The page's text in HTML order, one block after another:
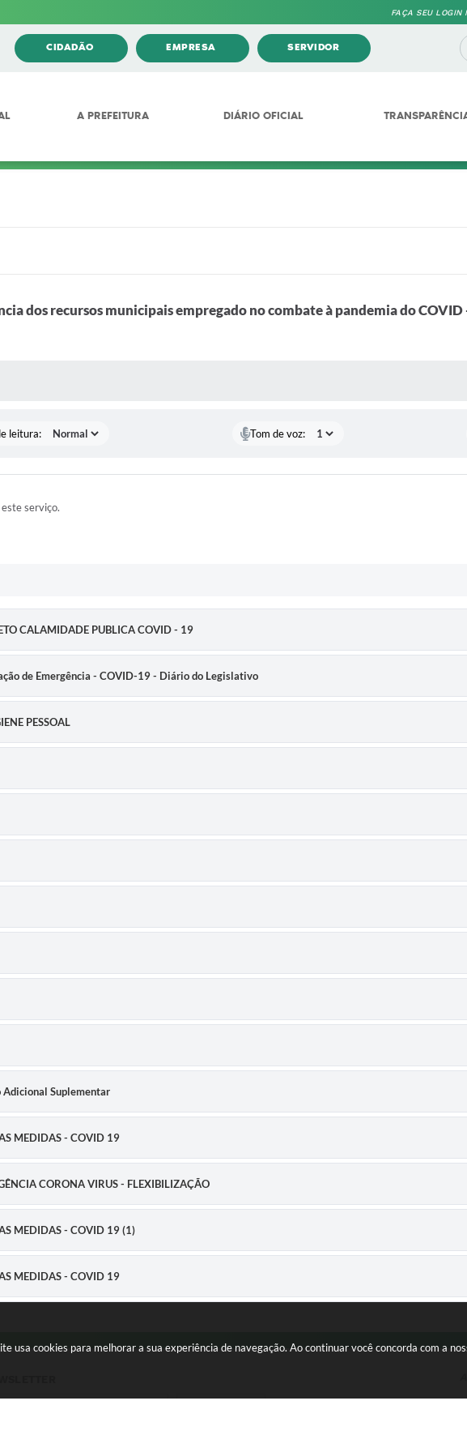
usa cookies para melhorar a sua experiência de navegação. Ao continuar você concorda com a
FAÇA SEU LOGIN
CIDADÃO EMPRESA SERVIDOR
A PREFEITURA DIÁRIO OFICIAL
dos recursos municipais empregado no combate à pandemia do COVID
leitura: Tom de voz:
serviço.
CALAMIDADE PUBLICA COVID - 19
de Emergência - COVID-19 - Diário do Legislativo
PESSOAL
Suplementar
MEDIDAS - COVID 19
CORONA VIRUS - FLEXIBILIZAÇÃO
MEDIDAS - COVID 19 (1)
MEDIDAS - COVID 19
E OBRAS PÚBLICAS E SECRETARIA MUNICIPAL DE DESENVOLVIMENTO RURAL E